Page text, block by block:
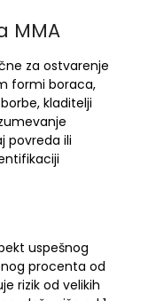
MMA
za ostvarenje
formi boraca,
kladitelji
povreda ili
uspešnog
procenta od
rizik od velikih